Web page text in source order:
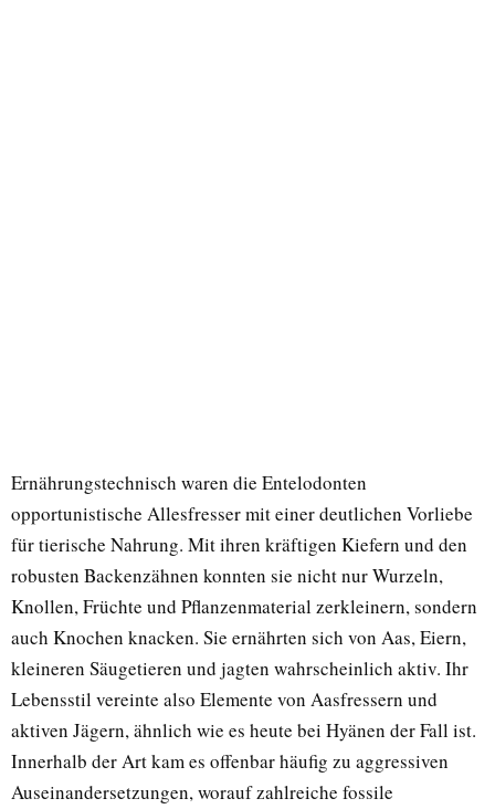
Ernährungstechnisch waren die Entelodonten
opportunistische Allesfresser mit einer deutlichen Vorliebe
für tierische Nahrung. Mit ihren kräftigen Kiefern und den
robusten Backenzähnen konnten sie nicht nur Wurzeln,
Knollen, Früchte und Pflanzenmaterial zerkleinern, sondern
auch Knochen knacken. Sie ernährten sich von Aas, Eiern,
kleineren Säugetieren und jagten wahrscheinlich aktiv. Ihr
Lebensstil vereinte also Elemente von Aasfressern und
aktiven Jägern, ähnlich wie es heute bei Hyänen der Fall ist.
Innerhalb der Art kam es offenbar häufig zu aggressiven
Auseinandersetzungen, worauf zahlreiche fossile